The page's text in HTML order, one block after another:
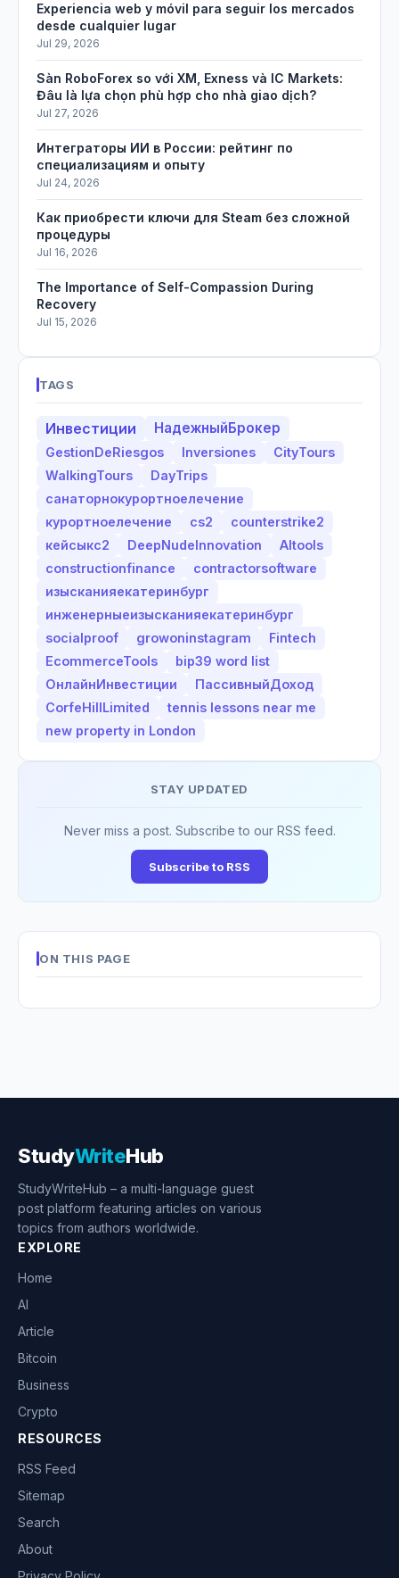
Experiencia web y móvil para seguir los mercados
desde cualquier lugar
Jul 29, 2026
Sàn RoboForex so với XM, Exness và IC Markets:
Đâu là lựa chọn phù hợp cho nhà giao dịch?
Jul 27, 2026
Интеграторы ИИ в России: рейтинг по
специализациям и опыту
Jul 24, 2026
Как приобрести ключи для Steam без сложной
процедуры
Jul 16, 2026
The Importance of Self-Compassion During
Recovery
Jul 15, 2026
TAGS
Инвестиции НадежныйБрокер
GestionDeRiesgos Inversiones
CityTours
WalkingTours
DayTrips
санаторнокурортноелечение
курортноелечение
cs2
counterstrike2
кейсыкс2
DeepNudeInnovation
AItools
constructionfinance
contractorsoftware
изысканияекатеринбург
инженерныеизысканияекатеринбург
socialproof
growoninstagram
Fintech
EcommerceTools
bip39 word list
ОнлайнИнвестиции
ПассивныйДоход
CorfeHillLimited
tennis lessons near me
new property in London
STAY UPDATED
Never miss a post. Subscribe to our RSS feed.
Subscribe to RSS
ON THIS PAGE
StudyWriteHub
StudyWriteHub – a multi-language guest
post platform featuring articles on various
topics from authors worldwide.
EXPLORE
Home
AI
Article
Bitcoin
Business
Crypto
RESOURCES
RSS Feed
Sitemap
Search
About